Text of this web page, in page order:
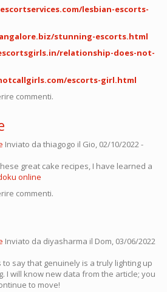
lesbian-escorts-
stunning-escorts.html
relationship-does-not-
escorts-girl.html
commenti.
Inviato da thiagogo il Gio, 02/10/2022 -
great cake recipes, I have learned a
online
commenti.
Inviato da diyasharma il Dom, 03/06/2022
say that genuinely is a truly lighting up
I will know new data from the article; you
to move!